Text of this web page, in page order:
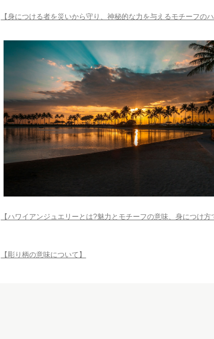
【身につける者を災いから守り、神秘的な力を与えるモチーフの
【ハワイアンジュエリーとは?魅力とモチーフの意味、身につけ方
【彫り柄の意味について】